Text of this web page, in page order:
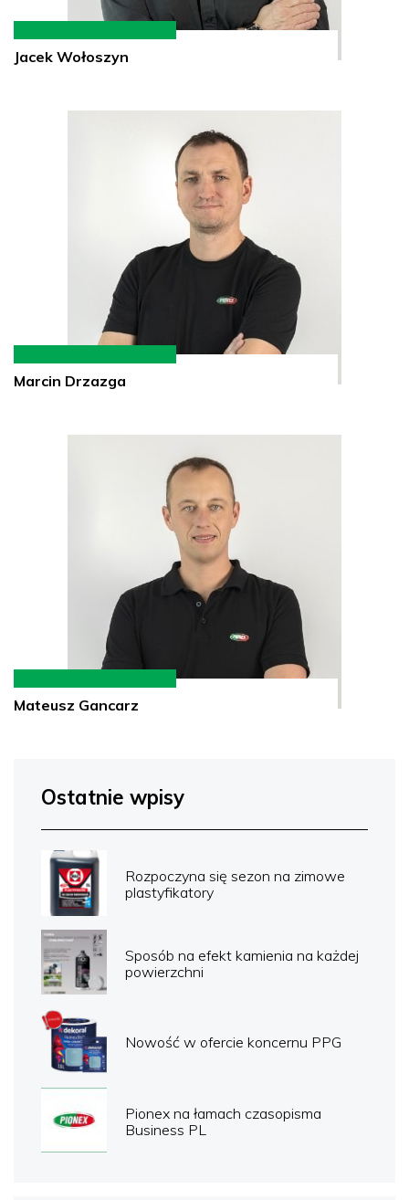
Jacek Wołoszyn
Marcin Drzazga
Mateusz Gancarz
Ostatnie wpisy
Rozpoczyna się sezon na zimowe
plastyfikatory
Sposób na efekt kamienia na każdej
powierzchni
Nowość w ofercie koncernu PPG
Pionex na łamach czasopisma
Business PL